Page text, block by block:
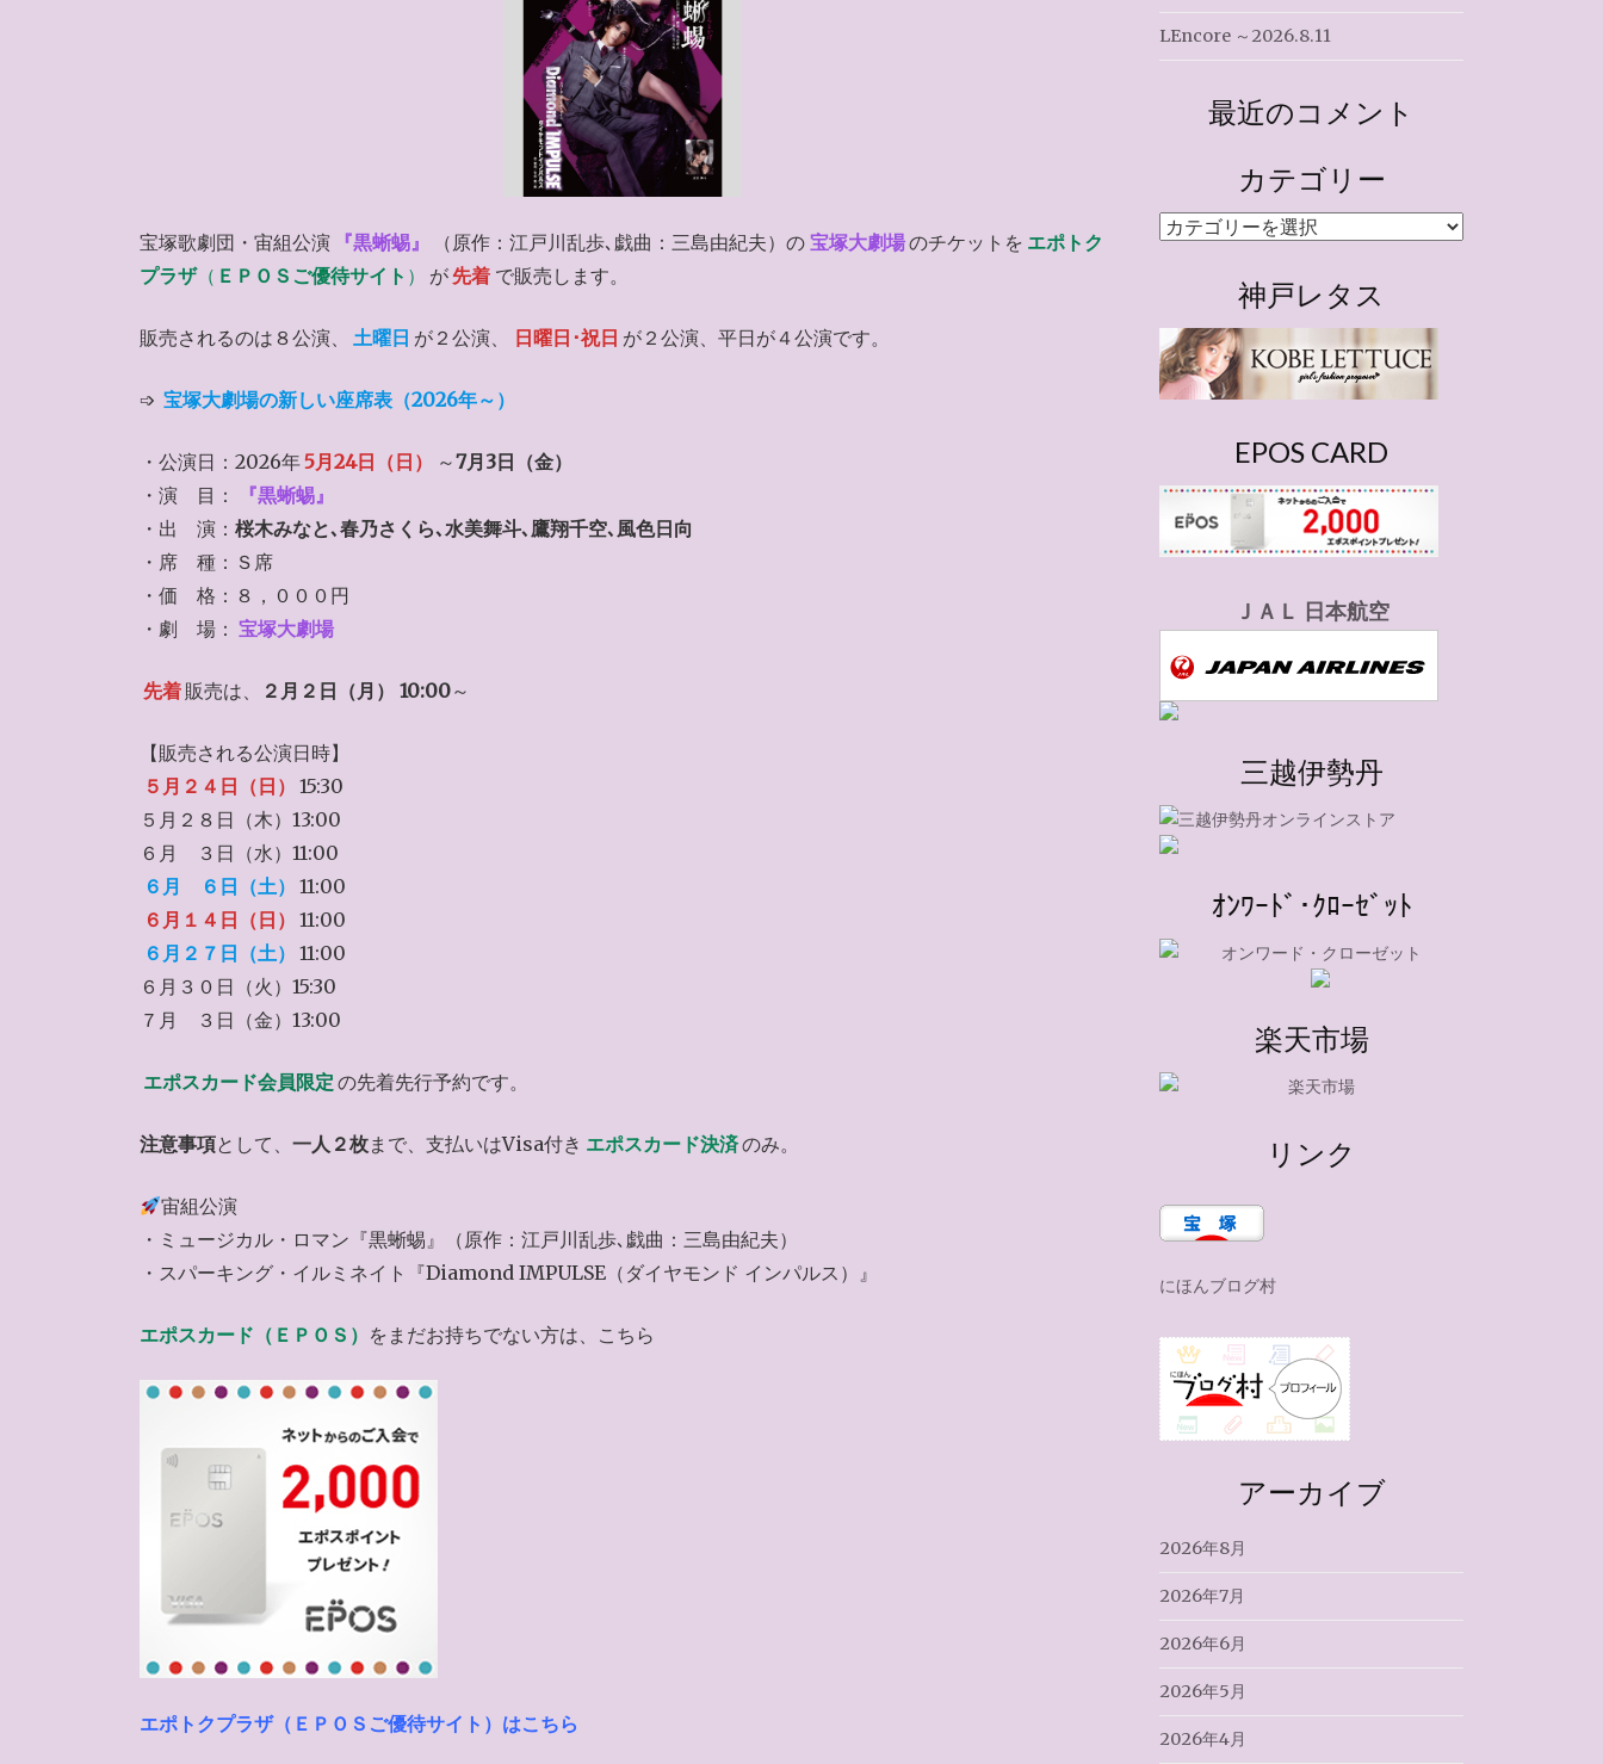
宝塚歌劇団・宙組公演 『黒蜥蜴』 （原作：江戸川乱歩､戯曲：三島由紀夫）の 宝塚大劇場のチケットを エポトク
プラザ（ ＥＰＯＳご優待サイト ） が 先着 で販売します。
販売されるのは８公演、 土曜日 が２公演、 日曜日･祝日 が２公演、平日が４公演です。
➩ 宝塚大劇場の新しい座席表（2026年～）
・公演日：2026年5月24日（日） ～7月3日（金）
・演 目：
『黒蜥蜴』
・出 演： 桜木みなと､春乃さくら､水美舞斗､鷹翔千空､風色日向
・席 種：Ｓ席
・価 格：８，０００円
・劇 場： 宝塚大劇場
先着 販売は、 ２月２日（月） 10:00～
【販売される公演日時】
５月２４日（日）
15:30
５月２８日（木）13:00
６月 ３日（水）11:00
６月 ６日（土）
11:00
６月１４日（日）
11:00
６月２７日（土）
11:00
６月３０日（火）15:30
７月 ３日（金）13:00
エポスカード会員限定 の先着先行予約です。
注意事項として、 一人２枚まで、支払いはVisa付き エポスカード決済のみ。
宙組公演
・ミュージカル・ロマン『黒蜥蜴』（原作：江戸川乱歩､戯曲：三島由紀夫）
・スパーキング・イルミネイト『Diamond IMPULSE（ダイヤモンド インパルス）』
エポスカード（ＥＰＯＳ） をまだお持ちでない方は、こちら
エポトクプラザ（ＥＰＯＳご優待サイト）はこちら
LEncore ～2026.8.11
最近のコメント
カテゴリー
カ
ー
神戸レタス
EPOS CARD
ＪＡＬ 日本航空
三越伊勢丹
ｵﾝﾜｰﾄﾞ･ｸﾛｰｾﾞｯﾄ
楽天市場
リンク
にほんブログ村
アーカイブ
2026年8月
2026年7月
2026年6月
2026年5月
2026年4月